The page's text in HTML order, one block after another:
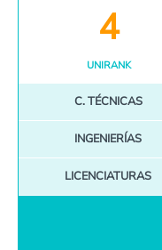
4
UNIRANK
C. TÉCNICAS
INGENIERÍAS
LICENCIATURAS